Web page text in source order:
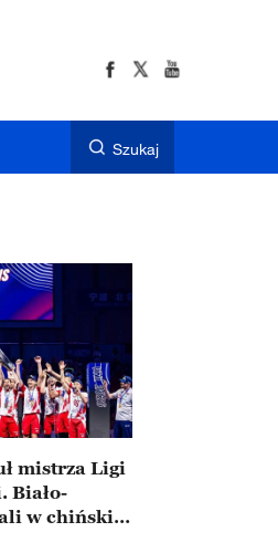
Szukaj
mistrza Ligi
Biało-
w chińskim